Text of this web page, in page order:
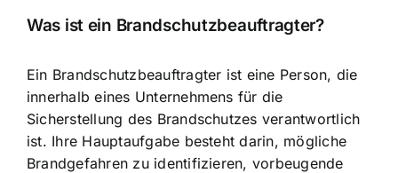
Was ist ein Brandschutzbeauftragter?
Ein Brandschutzbeauftragter ist eine Person, die
innerhalb eines Unternehmens für die
Sicherstellung des Brandschutzes verantwortlich
ist. Ihre Hauptaufgabe besteht darin, mögliche
Brandgefahren zu identifizieren, vorbeugende